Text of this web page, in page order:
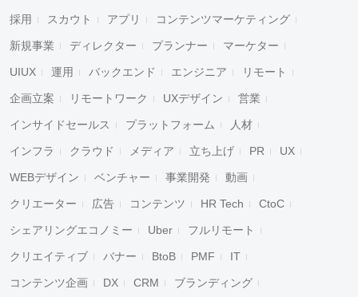
採用 スカウト アプリ コンテンツマーケティング
新規事業 ディレクター プランナー マーケター
UIUX 運用 バックエンド エンジニア リモート
企画立案 リモートワーク UXデザイン 営業
インサイドセールス プラットフォーム 人材
インフラ クラウド メディア 立ち上げ PR UX
WEBデザイン ベンチャー 事業開発 動画
クリエーター 広告 コンテンツ HR Tech CtoC
シェアリングエコノミー Uber フルリモート
クリエイティブ バナー BtoB PMF IT
コンテンツ企画 DX CRM ブランディング